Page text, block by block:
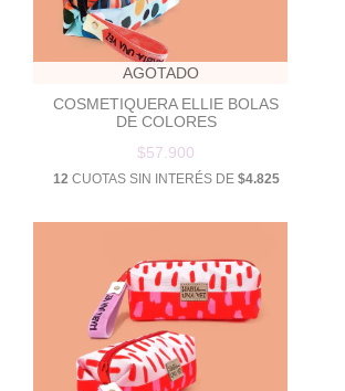
AGOTADO
COSMETIQUERA ELLIE BOLAS
DE COLORES
$57.900
12CUOTAS SIN INTERÉS DE $4.825